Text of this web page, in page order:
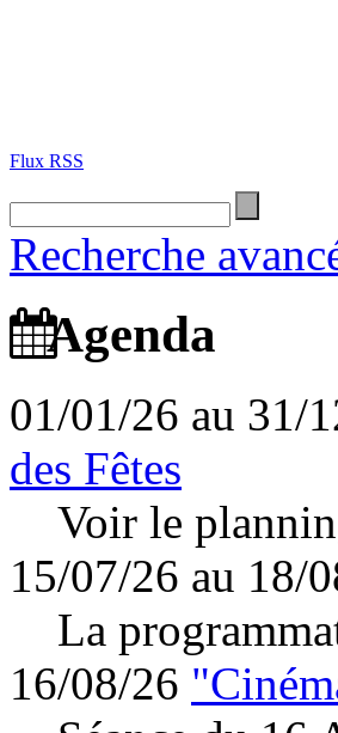
Flux RSS
Recherche
Agenda
01/01/26 au 31/
des Fêtes
Voir le
15/07/26 au 18/
La
16/08/26